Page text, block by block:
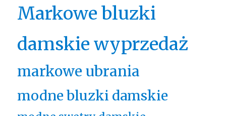
Markowe bluzki
damskie wyprzedaż
markowe ubrania
modne bluzki damskie